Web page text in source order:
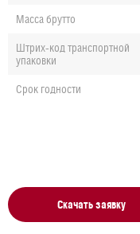
Масса брутто
Штрих-код транспортной
упаковки
Срок годности
Скачать заявку